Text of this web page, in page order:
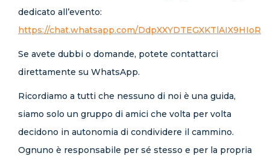
dedicato all’evento:
https://chat.whatsapp.com/DdpXXYDTEGXKTlAIX9HIoR
Se avete dubbi o domande, potete contattarci
direttamente su WhatsApp.
Ricordiamo a tutti che nessuno di noi è una guida,
siamo solo un gruppo di amici che volta per volta
decidono in autonomia di condividere il cammino.
Ognuno è responsabile per sé stesso e per la propria